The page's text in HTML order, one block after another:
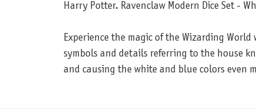
Harry Potter. Ravenclaw Modern Dice Set -
Experience the magic of the Wizarding World
symbols and details referring to the house
and causing the white and blue colors even